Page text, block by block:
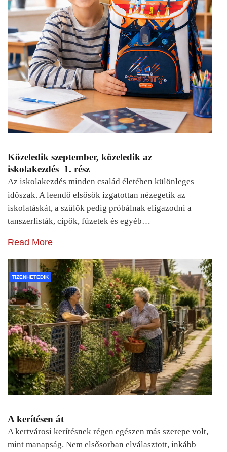
Közeledik szeptember, közeledik az
iskolakezdés 1. rész
Az iskolakezdés minden család életében különleges
időszak. A leendő elsősök izgatottan nézegetik az
iskolatáskát, a szülők pedig próbálnak eligazodni a
tanszerlisták, cipők, füzetek és egyéb…
Read More
TIZENHETEDIK
A kerítésen át
A kertvárosi kerítésnek régen egészen más szerepe volt,
mint manapság. Nem elsősorban elválasztott, inkább